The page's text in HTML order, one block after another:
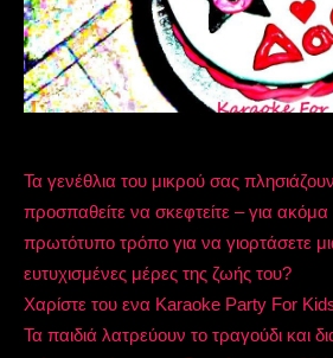
Τα γενέθλια του μικρού σας
προσπαθείτε να σκεφτείτε – για
πρωτότυπο τρόπο για να γιορτάσετε
ευτυχισμένες μέρες της ζωής του?
Χαρίστε του ενα Karaoke Party For
Τα παιδιά λατρεύουν το τραγούδι και